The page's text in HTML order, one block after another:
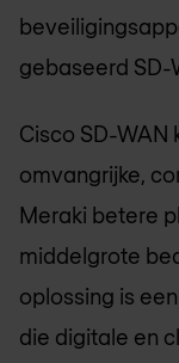
gebaseerd SD-
Cisco SD-WAN
omvangrijke,
Meraki betere
middelgrote
oplossing is
die digitale en